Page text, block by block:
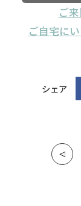
ご
ご自宅に
シェア